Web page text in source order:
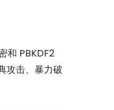
和 PBKDF2
攻击、暴力破